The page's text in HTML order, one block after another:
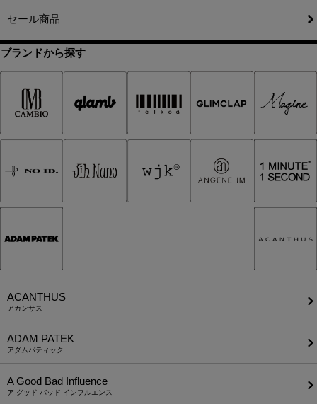
セール商品
ブランドから探す
ACANTHUS
アカンサス
ADAM PATEK
アダムパティック
A Good Bad Influence
ア グッド バッド インフルエンス